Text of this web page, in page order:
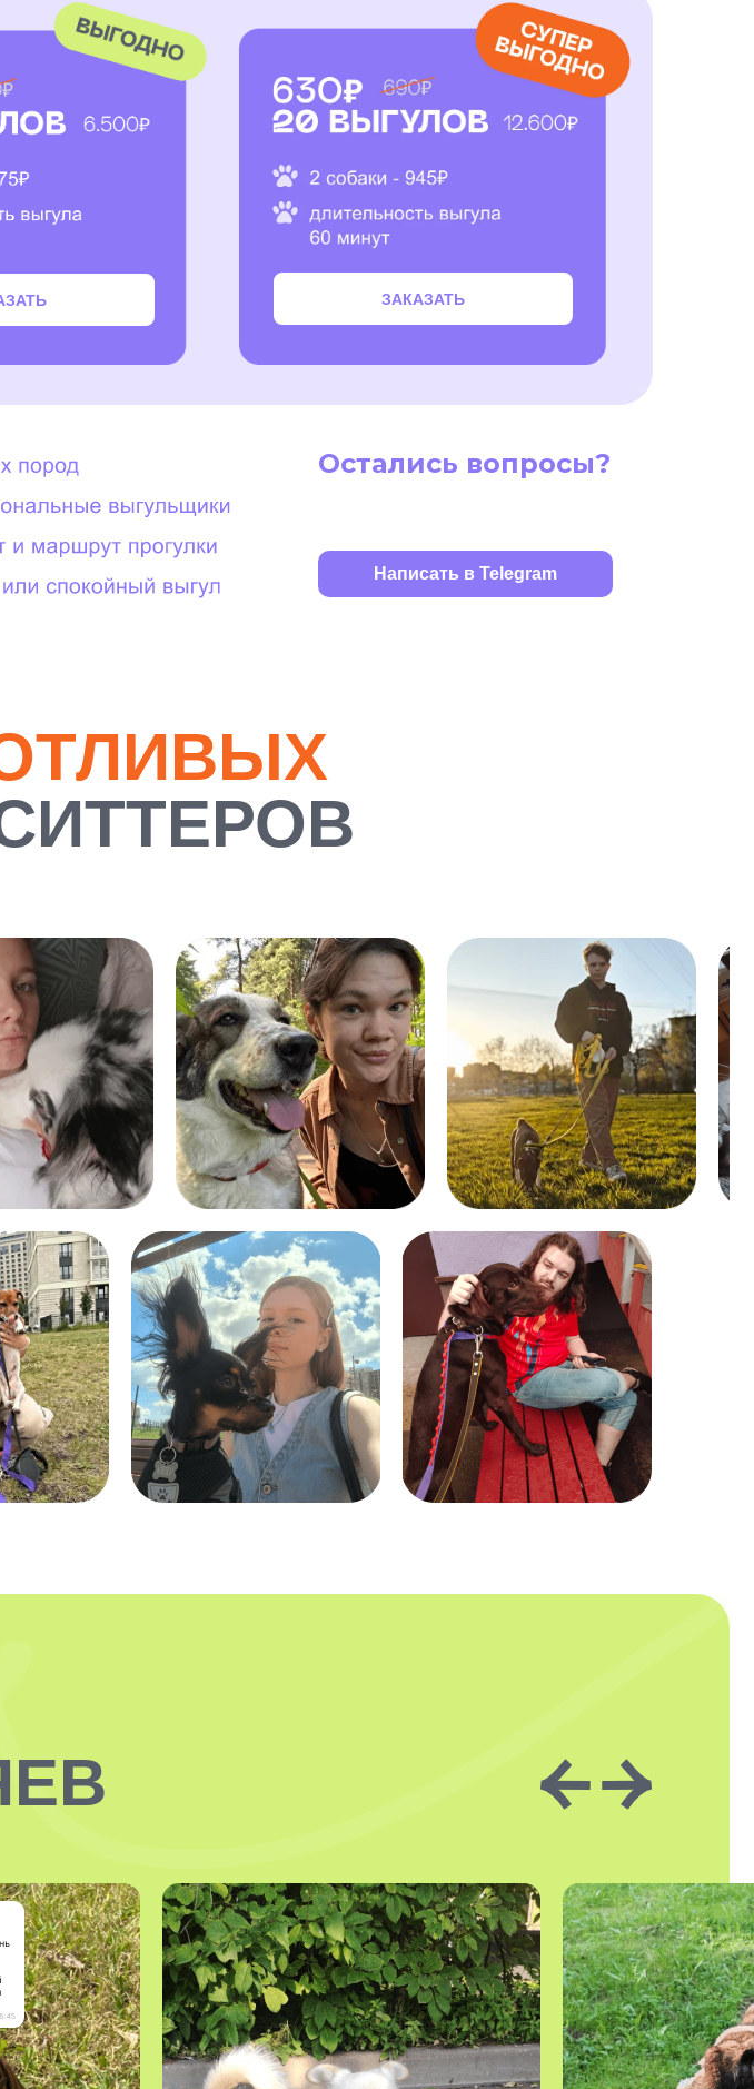
ЗАКАЗАТЬ
Написать в Telegram
Остались вопросы?